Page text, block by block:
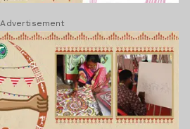
Advertisement